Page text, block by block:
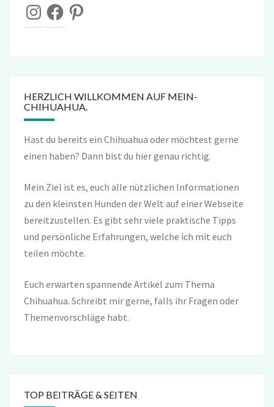
InstagramFacebookPinterest
HERZLICH WILLKOMMEN AUF MEIN-
CHIHUAHUA.
Hast du bereits ein Chihuahua oder möchtest gerne
einen haben? Dann bist du hier genau richtig.
Mein Ziel ist es, euch alle nützlichen Informationen
zu den kleinsten Hunden der Welt auf einer Webseite
bereitzustellen. Es gibt sehr viele praktische Tipps
und persönliche Erfahrungen, welche ich mit euch
teilen möchte.
Euch erwarten spannende Artikel zum Thema
Chihuahua. Schreibt mir gerne, falls ihr Fragen oder
Themenvorschläge habt.
TOP BEITRÄGE & SEITEN